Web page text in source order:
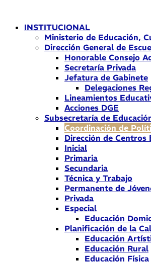
contenidoINSTITUCIONAL
Ministerio de Educación,
Dirección General de
Honorable Consejo
Secretaría Privada
Jefatura de Gabinete
Delegaciones
Lineamientos
Acciones DGE
Subsecretaría de
Coordinación de
Dirección de Centros
Inicial
Primaria
Secundaria
Técnica y Trabajo
Permanente de
Privada
Especial
Educación
Planificación de la
Educación
Educación Rural
Educación Física